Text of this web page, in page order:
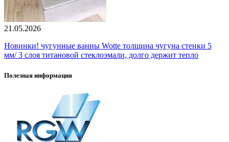
21.05.2026
Новинки! чугунные ванны Wotte толщина чугуна стенки 5
мм/ 3 слоя титановой стеклоэмали, долго держит тепло
Полезная информация